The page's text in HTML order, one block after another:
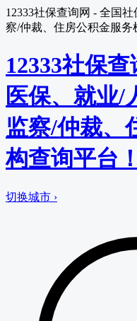
12333社保查询网 - 全国
察/仲裁、住房公积金服务
12333社保
医保、就业/
监察/仲裁、
构查询平台！
切换城市 ›